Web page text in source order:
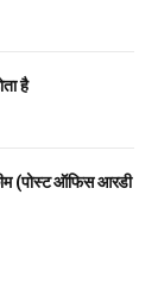
है
(पोस्ट ऑफिस आरडी